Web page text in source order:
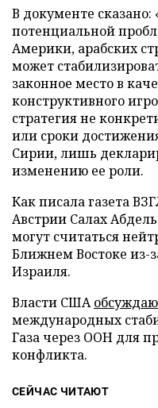
В документе сказано:
потенциальной
Америки, арабских
может
законное место в
конструктивного
стратегия не
или сроки
Сирии, лишь
изменению ее роли.
Как писала газета
Австрии Салах
могут считаться
Ближнем Востоке из-
Израиля.
Власти США
международных
Газа через ООН для
конфликта.
СЕЙЧАС ЧИТАЮТ